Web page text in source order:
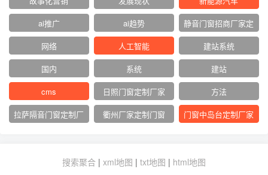
ai推广
ai趋势
静音门窗招商厂家定
制
网络‌ 人工智能
建站系统
国内
系统
建站
cms
日照门窗定制厂家
方法
拉萨隔音门窗定制厂
衢州厂家定制门窗 门窗中岛台定制厂家
搜索聚合 | xml地图 | txt地图 | html地图